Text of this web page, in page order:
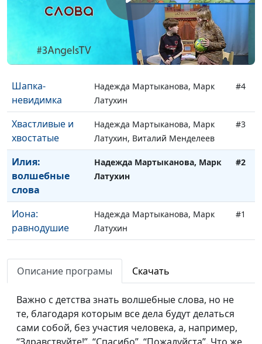
Сладкий суп
Надежда Мартыканова, Марк
Латухин
Звездная муха
Надежда Мартыканова, Марк
Латухин, Юлия Широкова
#5
Шапка-
невидимка
Надежда Мартыканова, Марк
Латухин
#4
Хвастливые и
хвостатые
Надежда Мартыканова, Марк
Латухин, Виталий Менделеев
#3
Илия:
волшебные
слова
Надежда Мартыканова, Марк
Латухин
#2
Иона:
равнодушие
Надежда Мартыканова, Марк
Латухин
#1
Описание програмы Скачать
Важно с детства знать волшебные слова, но не
те, благодаря которым все дела будут делаться
сами собой, без участия человека, а, например,
“Здравствуйте!”, “Спасибо”, “Пожалуйста”. Что же